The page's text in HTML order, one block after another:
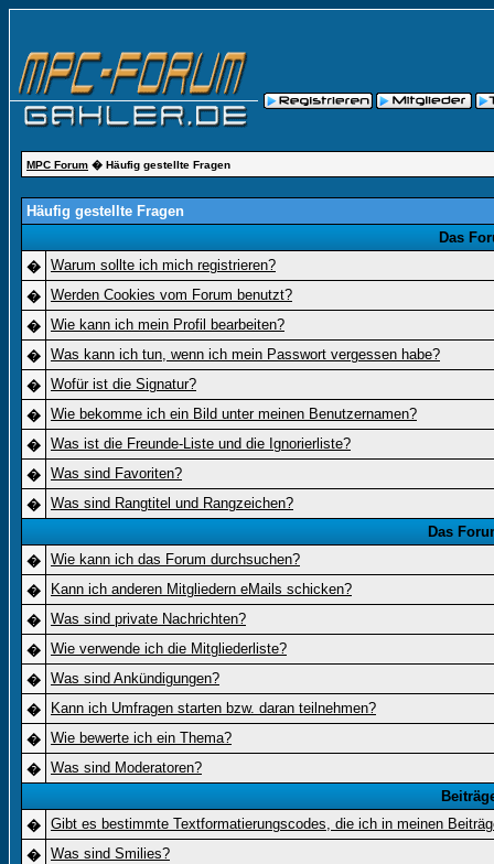
MPC Forum � Häufig gestellte Fragen
Häufig gestellte Fragen
Das
� Warum sollte ich mich registrieren?
� Werden Cookies vom Forum benutzt?
� Wie kann ich mein Profil bearbeiten?
� Was kann ich tun, wenn ich mein Passwort vergessen habe?
� Wofür ist die Signatur?
� Wie bekomme ich ein Bild unter meinen Benutzernamen?
� Was ist die Freunde-Liste und die Ignorierliste?
� Was sind Favoriten?
� Was sind Rangtitel und Rangzeichen?
Das
� Wie kann ich das Forum durchsuchen?
�
Kann ich anderen Mitgliedern eMails schicken?
� Was sind private Nachrichten?
� Wie verwende ich die Mitgliederliste?
� Was sind Ankündigungen?
�
Kann ich Umfragen starten bzw. daran teilnehmen?
� Wie bewerte ich ein Thema?
� Was sind Moderatoren?
� Gibt es bestimmte Textformatierungscodes, die ich in meinen
� Was sind Smilies?